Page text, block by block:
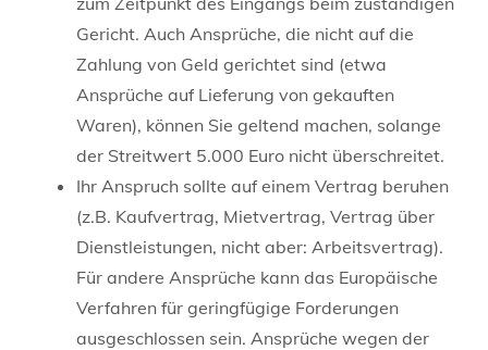
Gericht. Auch Ansprüche, die nicht auf die
Zahlung von Geld gerichtet sind (etwa
Ansprüche auf Lieferung von gekauften
Waren), können Sie geltend machen, solange
der Streitwert 5.000 Euro nicht überschreitet.
Ihr Anspruch sollte auf einem Vertrag beruhen
(z.B. Kaufvertrag, Mietvertrag, Vertrag über
Dienstleistungen, nicht aber: Arbeitsvertrag).
Für andere Ansprüche kann das Europäische
Verfahren für geringfügige Forderungen
ausgeschlossen sein. Ansprüche wegen der